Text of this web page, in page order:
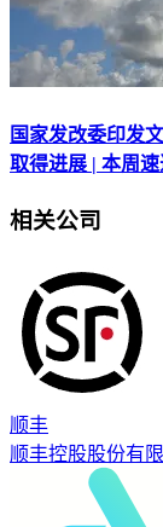
国家发改委印发
取得进展 | 本周速
相关公司
顺丰
顺丰控股股份有